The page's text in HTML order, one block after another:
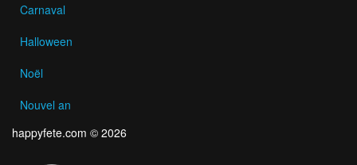
Carnaval
Halloween
Noël
Nouvel an
happyfete.com © 2026